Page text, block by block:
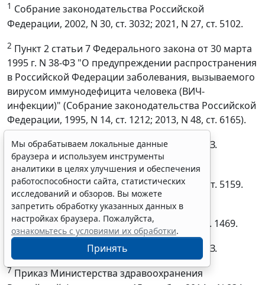
1 Собрание законодательства Российской
Федерации, 2002, N 30, ст. 3032; 2021, N 27, ст. 5102.
2 Пункт 2 статьи 7 Федерального закона от 30 марта
1995 г. N 38-ФЗ "О предупреждении распространения
в Российской Федерации заболевания, вызываемого
вирусом иммунодефицита человека (ВИЧ-
инфекции)" (Собрание законодательства Российской
Федерации, 1995, N 14, ст. 1212; 2013, N 48, ст. 6165).
Статья 13.3 Федерального закона N 115-ФЗ.
Собрание законодательства Российской
Федерации, 2011, N 48, ст. 6724; 2021, N 27, ст. 5159.
5Собрание законодательства Российской
Федерации, 2002, N 30, ст. 3032; 2021, N 9, ст. 1469.
Статья 13.3 Федерального закона N 115-ФЗ.
7 Приказ Министерства здравоохранения
Мы обрабатываем локальные данные
браузера и используем инструменты
аналитики в целях улучшения и обеспечения
работоспособности сайта, статистических
исследований и обзоров. Вы можете
запретить обработку указанных данных в
настройках браузера. Пожалуйста,
ознакомьтесь с условиями их обработки.
Принять